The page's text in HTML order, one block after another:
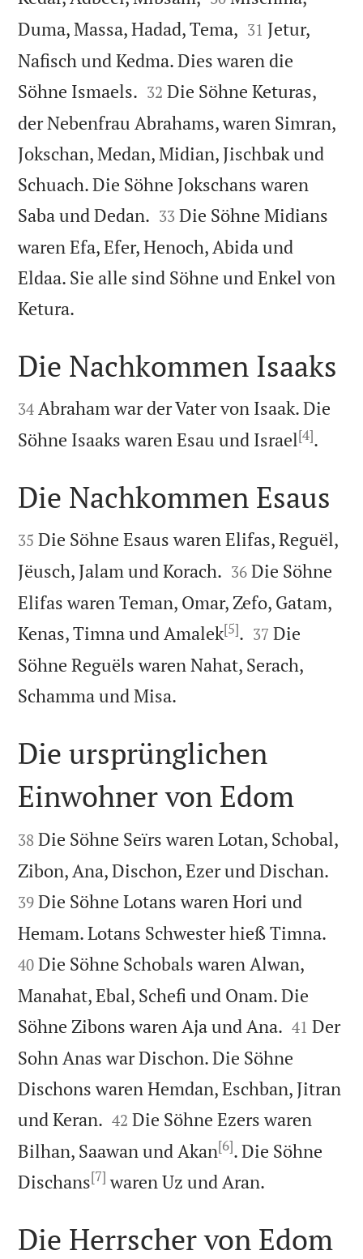
Duma, Massa, Hadad, Tema, 

31 Jetur,
Nafisch und Kedma. Dies waren die
Söhne Ismaels. 

32 Die Söhne Keturas,
der Nebenfrau Abrahams, waren Simran,
Jokschan, Medan, Midian, Jischbak und
Schuach. Die Söhne Jokschans waren
Saba und Dedan. 

33 Die Söhne Midians
waren Efa, Efer, Henoch, Abida und
Eldaa. Sie alle sind Söhne und Enkel von
Ketura.

Die Nachkommen Isaaks

34 Abraham war der Vater von Isaak. Die
Söhne Isaaks waren Esau und Israel[4].

Die Nachkommen Esaus

35 Die Söhne Esaus waren Elifas, Reguël,
Jëusch, Jalam und Korach. 

36 Die Söhne
Elifas waren Teman, Omar, Zefo, Gatam,
Kenas, Timna und Amalek[5]. 

37 Die
Söhne Reguëls waren Nahat, Serach,
Schamma und Misa.

Die ursprünglichen
Einwohner von Edom

38 Die Söhne Seïrs waren Lotan, Schobal,
Zibon, Ana, Dischon, Ezer und Dischan.
39 Die Söhne Lotans waren Hori und
Hemam. Lotans Schwester hieß Timna.
40 Die Söhne Schobals waren Alwan,
Manahat, Ebal, Schefi und Onam. Die
Söhne Zibons waren Aja und Ana. 

41 Der
Sohn Anas war Dischon. Die Söhne
Dischons waren Hemdan, Eschban, Jitran
und Keran. 

42 Die Söhne Ezers waren
Bilhan, Saawan und Akan[6]. Die Söhne
Dischans[7] waren Uz und Aran.
Die Herrscher von Edom